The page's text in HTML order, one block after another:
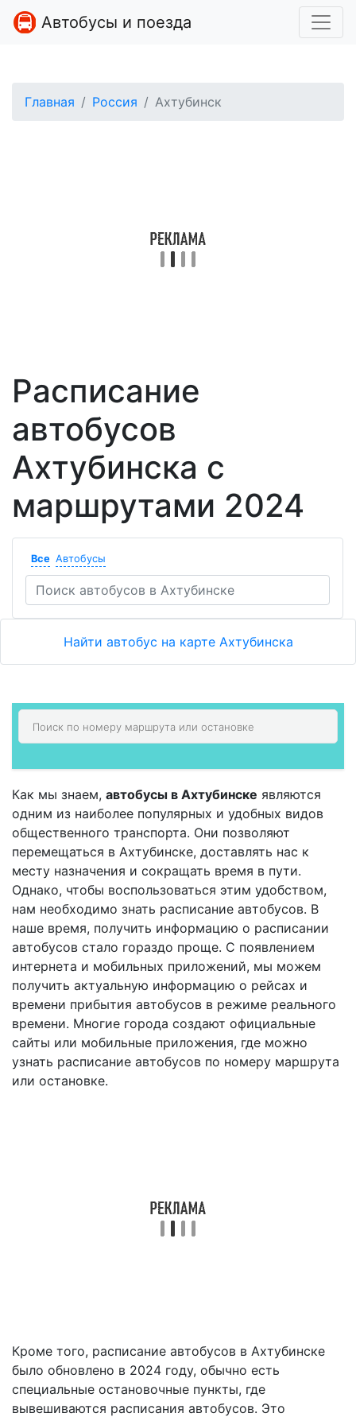
Автобусы и поезда
Главная Россия Ахтубинск
Расписание
автобусов
Ахтубинска с
маршрутами 2024
Все Автобусы
Найти автобус на карте Ахтубинска
Как мы знаем, автобусы в Ахтубинске являются
одним из наиболее популярных и удобных видов
общественного транспорта. Они позволяют
перемещаться в Ахтубинске, доставлять нас к
месту назначения и сокращать время в пути.
Однако, чтобы воспользоваться этим удобством,
нам необходимо знать расписание автобусов. В
наше время, получить информацию о расписании
автобусов стало гораздо проще. С появлением
интернета и мобильных приложений, мы можем
получить актуальную информацию о рейсах и
времени прибытия автобусов в режиме реального
времени. Многие города создают официальные
сайты или мобильные приложения, где можно
узнать расписание автобусов по номеру маршрута
или остановке.
Кроме того, расписание автобусов в Ахтубинске
было обновлено в 2024 году, обычно есть
специальные остановочные пункты, где
вывешиваются расписания автобусов. Это